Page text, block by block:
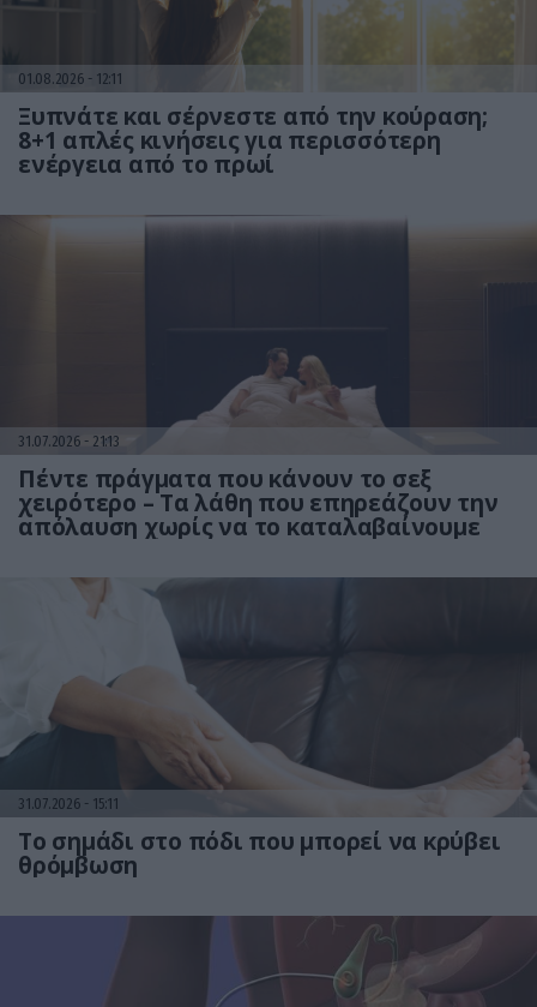
01.08.2026 12:11
Ξυπνάτε και σέρνεστε από την κούραση;
8+1 απλές κινήσεις για περισσότερη
ενέργεια από το πρωί
31.07.2026 21:13
Πέντε πράγματα που κάνουν το σεξ
χειρότερο – Τα λάθη που επηρεάζουν την
απόλαυση χωρίς να το καταλαβαίνουμε
31.07.2026 15:11
Το σημάδι στο πόδι που μπορεί να κρύβει
θρόμβωση